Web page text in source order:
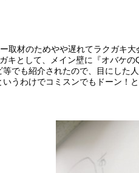
取材のためやや遅れてラクガキ
キとして、メイン壁に『オバケの
等でも紹介されたので、目にした
うわけでコミスンでもドーン！と